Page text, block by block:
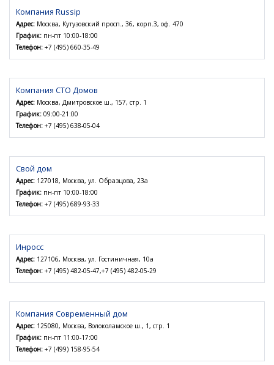
Компания Russip
Адрес: Москва, Кутузовский просп., 36, корп.3, оф. 470
График: пн-пт 10:00-18:00
Телефон: +7 (495) 660-35-49
Компания СТО Домов
Адрес: Москва, Дмитровское ш., 157, стр. 1
График: 09:00-21:00
Телефон: +7 (495) 638-05-04
Свой дом
Адрес: 127018, Москва, ул. Образцова, 23а
График: пн-пт 10:00-18:00
Телефон: +7 (495) 689-93-33
Инросс
Адрес: 127106, Москва, ул. Гостиничная, 10а
Телефон: +7 (495) 482-05-47,+7 (495) 482-05-29
Компания Современный дом
Адрес: 125080, Москва, Волоколамское ш., 1, стр. 1
График: пн-пт 11:00-17:00
Телефон: +7 (499) 158-95-54